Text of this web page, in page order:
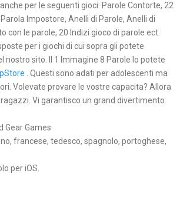
per le seguenti gioci: Parole Contorte, 22
Impostore, Anelli di Parole, Anelli di
con le parole, 20 Indizi gioco di parole ect.
per i giochi di cui sopra gli potete
nostro sito. Il 1 Immagine 8 Parole lo potete
. Questi sono adati per adolescenti ma
Volevate provare le vostre capacita? Allora
Vi garantisco un grand divertimento.
Gear Games
francese, tedesco, spagnolo, portoghese,
per iOS.